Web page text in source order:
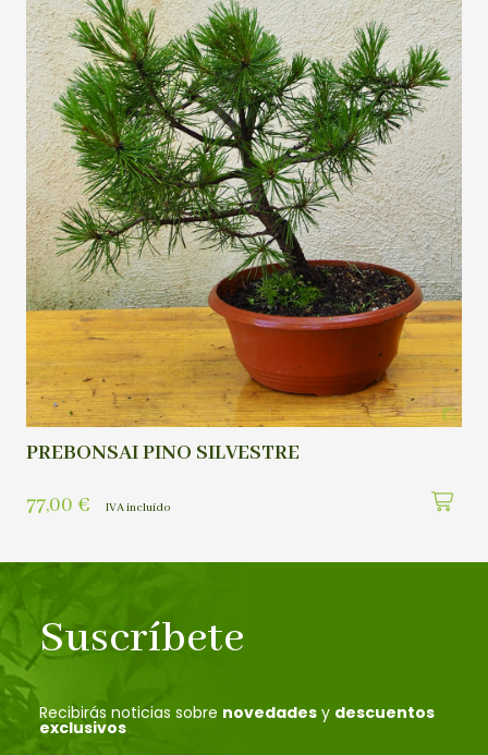
PREBONSAI PINO SILVESTRE
77,00 € IVA incluído
Suscríbete
Recibirás noticias sobre novedades y descuentos
exclusivos